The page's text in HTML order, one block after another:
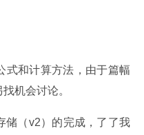
式和计算方法，由于篇幅
机会讨论。
储（v2）的完成，了了我